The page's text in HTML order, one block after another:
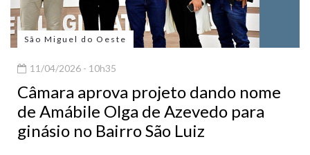
São Miguel do Oeste
11/04/2026 - 10h35
Câmara aprova projeto dando nome
de Amábile Olga de Azevedo para
ginásio no Bairro São Luiz